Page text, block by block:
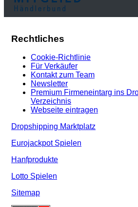
Rechtliches
Cookie-Richtlinie
Für Verkäufer
Kontakt zum Team
Newsletter
Premium Firmeneintarg ins
Verzeichnis
Webseite eintragen
Dropshipping Marktplatz
Eurojackpot Spielen
Hanfprodukte
Lotto Spielen
Sitemap